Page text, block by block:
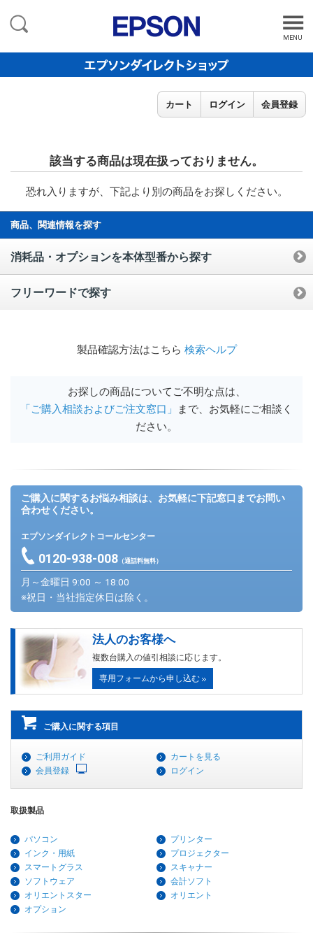
MENU
カート ログイン 会員登録
該当する商品は現在扱っておりません。
恐れ入りますが、下記より別の商品をお探しください。
商品、関連情報を探す
消耗品・オプションを本体型番から探す
フリーワードで探す
製品確認方法はこちら 検索ヘルプ
お探しの商品についてご不明な点は、
「ご購入相談およびご注文窓口」
まで、お気軽にご相談く
ださい。
ご購入に関するお悩み相談は、お気軽に下記窓口までお問い
合わせください。
エプソンダイレクトコールセンター
0120-938-008（通話料無料）
月～金曜日 9:00 ～ 18:00
※祝日・当社指定休日は除く。
法人のお客様へ
複数台購入の値引相談に応じます。
専用フォームから申し込む
ご購入に関する項目
ご利用ガイド
カートを見る
会員登録
ログイン
取扱製品
パソコン
プリンター
インク・用紙
プロジェクター
スマートグラス
スキャナー
ソフトウェア
会計ソフト
オリエントスター
オリエント
オプション